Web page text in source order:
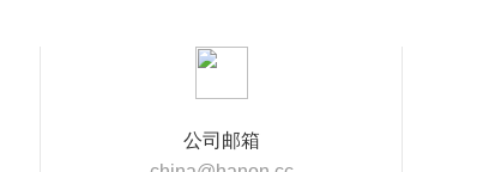
公司邮箱